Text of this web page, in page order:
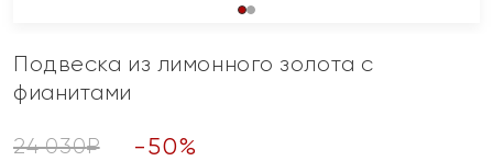
Подвеска из лимонного золота с
фианитами
24 030₽ -50%